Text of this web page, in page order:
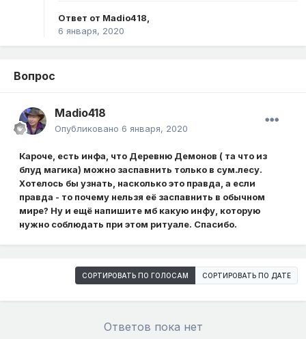
Ответ от Madio418,
6 января, 2020
Вопрос
Madio418
Опубликовано 6 января, 2020
Кароче, есть инфа, что Деревню Демонов ( та что из
блуд магика) можно заспавнить только в сум.лесу.
Хотелось бы узнать, насколько это правда, а если
правда - то почему нельзя её заспавнить в обычном
мире? Ну и ещё напишите мб какую инфу, которую
нужно соблюдать при этом ритуале. Спасибо.
СОРТИРОВАТЬ ПО ГОЛОСАМ СОРТИРОВАТЬ ПО ДАТЕ
Ответов пока нет